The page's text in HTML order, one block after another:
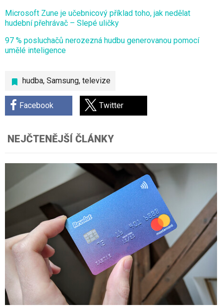
hudba, Samsung, televize
Facebook Twitter
Microsoft Zune je učebnicový příklad toho, jak nedělat
hudební přehrávač – Slepé uličky
97 % posluchačů nerozezná hudbu generovanou pomocí
umělé inteligence
NEJČTENĚJŠÍ ČLÁNKY